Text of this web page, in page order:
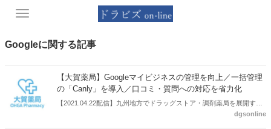
Toggle
Googleに関する記事
【大賀薬局】Googleマイビジネスの管理を向上／一括管理
の「Canly」を導入／口コミ・質問への対応を省力化
【2021.04.22配信】九州地方でドラッグストア・調剤薬局を展開する
大賀薬局（福岡県）はGoogleマイビジネスの手続きを一括管理する
dgsonline